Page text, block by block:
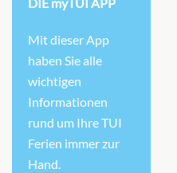
Mit dieser App
haben Sie alle
wichtigen
Informationen
rund um Ihre TUI
Ferien immer zur
Hand.